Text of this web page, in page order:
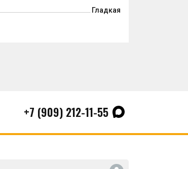
Гладкая
+7 (909) 212-11-55